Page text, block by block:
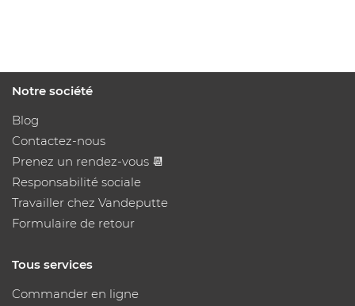
Notre société
Blog
Contactez-nous
Prenez un rendez-vous 📆
Responsabilité sociale
Travailler chez Vandeputte
Formulaire de retour
Tous services
Commander en ligne